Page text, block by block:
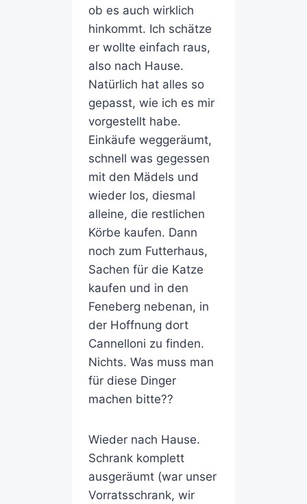
ob es auch wirklich
hinkommt. Ich schätze
er wollte einfach raus,
also nach Hause.
Natürlich hat alles so
gepasst, wie ich es mir
vorgestellt habe.
Einkäufe weggeräumt,
schnell was gegessen
mit den Mädels und
wieder los, diesmal
alleine, die restlichen
Körbe kaufen. Dann
noch zum Futterhaus,
Sachen für die Katze
kaufen und in den
Feneberg nebenan, in
der Hoffnung dort
Cannelloni zu finden.
Nichts. Was muss man
für diese Dinger
machen bitte??
Wieder nach Hause.
Schrank komplett
ausgeräumt (war unser
Vorratsschrank, wir